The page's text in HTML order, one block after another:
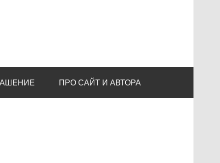
ПРО САЙТ И АВТОРА